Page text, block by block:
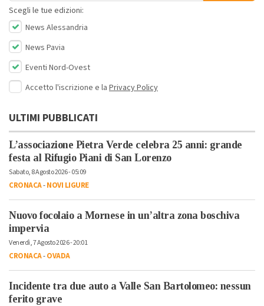
Scegli le tue edizioni:
News Alessandria
News Pavia
Eventi Nord-Ovest
Accetto l'iscrizione e la Privacy Policy
ULTIMI PUBBLICATI
L’associazione Pietra Verde celebra 25 anni: grande
festa al Rifugio Piani di San Lorenzo
Sabato, 8 Agosto 2026 - 05:09
CRONACA-NOVI LIGURE
Nuovo focolaio a Mornese in un’altra zona boschiva
impervia
Venerdì, 7 Agosto 2026 - 20:01
CRONACA-OVADA
Incidente tra due auto a Valle San Bartolomeo: nessun
ferito grave